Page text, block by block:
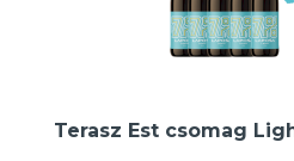
Terasz Est csomag